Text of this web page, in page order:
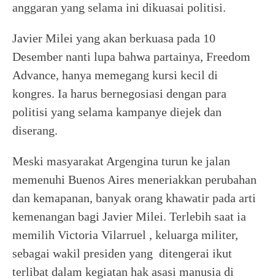
anggaran yang selama ini dikuasai politisi.
Javier Milei yang akan berkuasa pada 10
Desember nanti lupa bahwa partainya, Freedom
Advance, hanya memegang kursi kecil di
kongres. Ia harus bernegosiasi dengan para
politisi yang selama kampanye diejek dan
diserang.
Meski masyarakat Argengina turun ke jalan
memenuhi Buenos Aires meneriakkan perubahan
dan kemapanan, banyak orang khawatir pada arti
kemenangan bagi Javier Milei. Terlebih saat ia
memilih Victoria Vilarruel , keluarga militer,
sebagai wakil presiden yang ditengerai ikut
terlibat dalam kegiatan hak asasi manusia di